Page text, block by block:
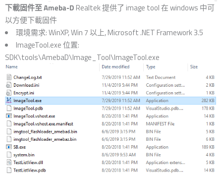
下載固件至 Ameba-D Realtek 提供了 image tool 在 windows 中可
以方便下載固件
環境需求: WinXP, Win 7 以上, Microsoft .NET Framework 3.5
ImageTool.exe 位置:
SDK\tools\AmebaD\Image_Tool\ImageTool.exe